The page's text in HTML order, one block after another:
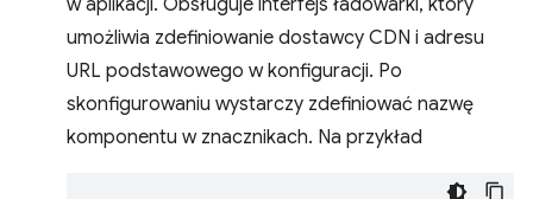
umożliwia zdefiniowanie dostawcy CDN i adresu
URL podstawowego w konfiguracji. Po
skonfigurowaniu wystarczy zdefiniować nazwę
komponentu w znacznikach. Na przykład